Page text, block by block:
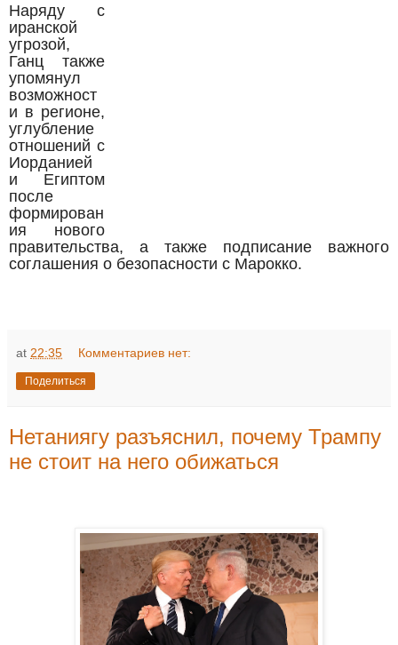
Наряду с
иранской
угрозой,
Ганц также
упомянул
возможност
и в регионе,
углубление
отношений с
Иорданией
и Египтом
после
формирован
ия нового
правительства, а также подписание важного
соглашения о безопасности с Марокко.
at 22:35 Комментариев нет:
Поделиться
Нетаниягу разъяснил, почему Трампу
не стоит на него обижаться